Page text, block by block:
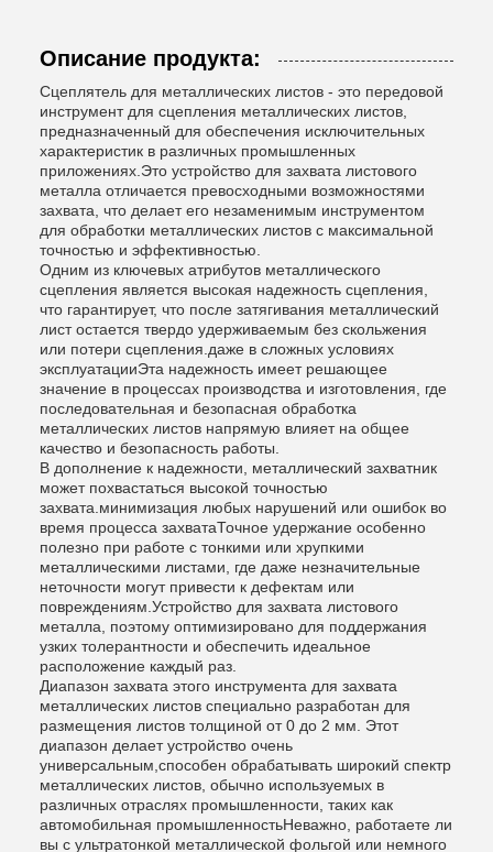
Описание продукта:
Сцеплятель для металлических листов - это передовой
инструмент для сцепления металлических листов,
предназначенный для обеспечения исключительных
характеристик в различных промышленных
приложениях.Это устройство для захвата листового
металла отличается превосходными возможностями
захвата, что делает его незаменимым инструментом
для обработки металлических листов с максимальной
точностью и эффективностью.
Одним из ключевых атрибутов металлического
сцепления является высокая надежность сцепления,
что гарантирует, что после затягивания металлический
лист остается твердо удерживаемым без скольжения
или потери сцепления.даже в сложных условиях
эксплуатацииЭта надежность имеет решающее
значение в процессах производства и изготовления, где
последовательная и безопасная обработка
металлических листов напрямую влияет на общее
качество и безопасность работы.
В дополнение к надежности, металлический захватник
может похвастаться высокой точностью
захвата.минимизация любых нарушений или ошибок во
время процесса захватаТочное удержание особенно
полезно при работе с тонкими или хрупкими
металлическими листами, где даже незначительные
неточности могут привести к дефектам или
повреждениям.Устройство для захвата листового
металла, поэтому оптимизировано для поддержания
узких толерантности и обеспечить идеальное
расположение каждый раз.
Диапазон захвата этого инструмента для захвата
металлических листов специально разработан для
размещения листов толщиной от 0 до 2 мм. Этот
диапазон делает устройство очень
универсальным,способен обрабатывать широкий спектр
металлических листов, обычно используемых в
различных отраслях промышленности, таких как
автомобильная промышленностьНеважно, работаете ли
вы с ультратонкой металлической фольгой или немного